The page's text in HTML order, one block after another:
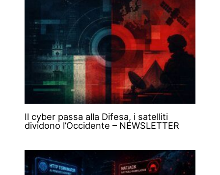
Il cyber passa alla Difesa, i satelliti
dividono l’Occidente – NEWSLETTER